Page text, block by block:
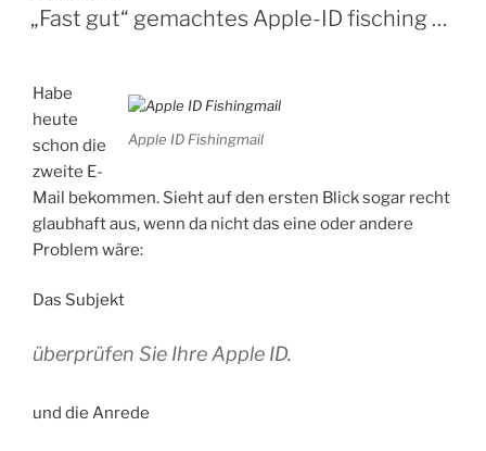
AM
„Fast gut“ gemachtes Apple-ID fisching …
Apple ID Fishingmail
Habe
heute
schon die
zweite E-
Mail bekommen. Sieht auf den ersten Blick sogar recht
glaubhaft aus, wenn da nicht das eine oder andere
Problem wäre:
Das Subjekt
überprüfen Sie Ihre Apple ID.
und die Anrede